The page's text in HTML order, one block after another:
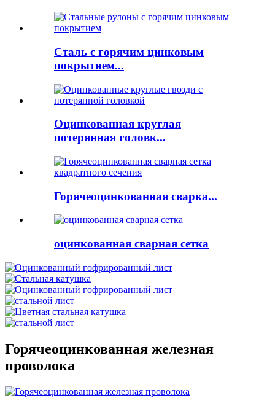
Сталь с горячим цинковым
покрытием...
Оцинкованная круглая
потерянная головк...
Горячеоцинкованная сварка...
оцинкованная сварная сетка
Горячеоцинкованная железная
проволока